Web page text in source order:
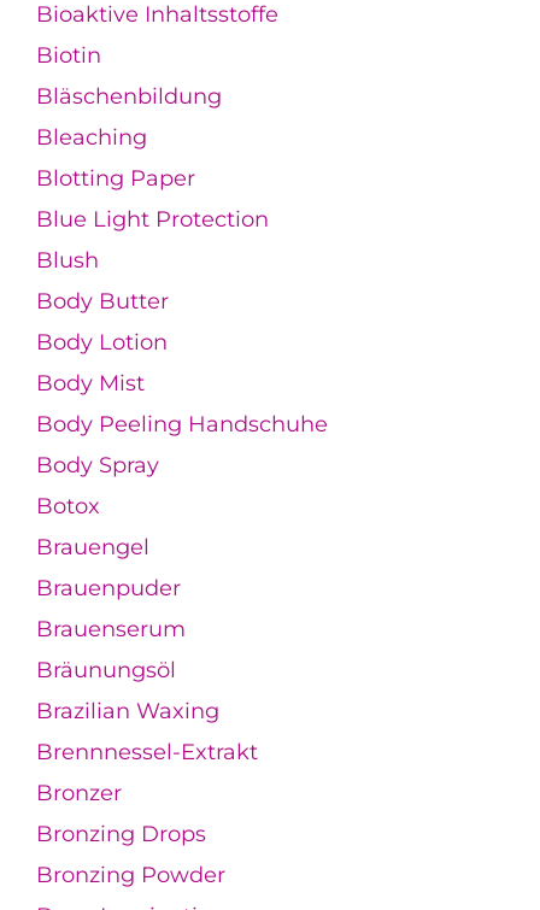
Bioaktive Inhaltsstoffe
Biotin
Bläschenbildung
Bleaching
Blotting Paper
Blue Light Protection
Blush
Body Butter
Body Lotion
Body Mist
Body Peeling Handschuhe
Body Spray
Botox
Brauengel
Brauenpuder
Brauenserum
Bräunungsöl
Brazilian Waxing
Brennnessel-Extrakt
Bronzer
Bronzing Drops
Bronzing Powder